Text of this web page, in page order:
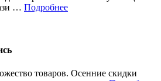
… Подробнее
товаров. Осенние скидки